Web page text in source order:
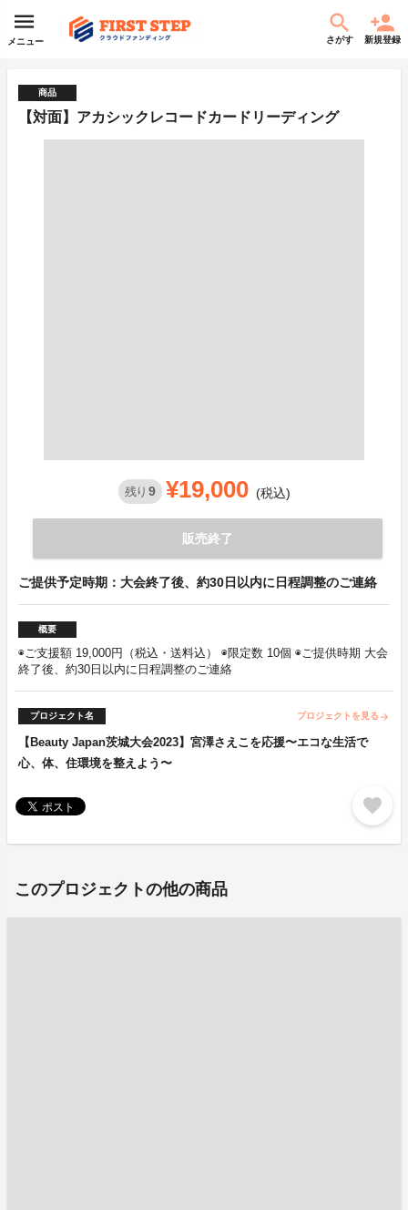
メニュー さがす 新規登録
商品
【対面】アカシックレコードカードリーディング
残り 9 ¥19,000 (税込)
販売終了
ご提供予定時期：大会終了後、約30日以内に日程調整のご連絡
概要
◉ご支援額 19,000円（税込・送料込） ◉限定数 10個 ◉ご提供時期 大会
終了後、約30日以内に日程調整のご連絡
プロジェクト名 プロジェクトを見る arrow_forward
【Beauty Japan茨城大会2023】宮澤さえこを応援〜エコな生活で
心、体、住環境を整えよう〜
favorite
このプロジェクトの他の商品